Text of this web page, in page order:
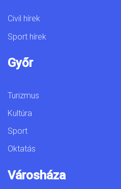
Civil hírek
Sport hírek
Győr
Turizmus
Kultúra
Sport
Oktatás
Városháza